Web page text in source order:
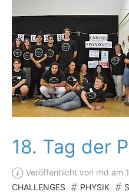
18. Tag der
Veröffentlicht von rhd am
CHALLENGES
PHYSIK